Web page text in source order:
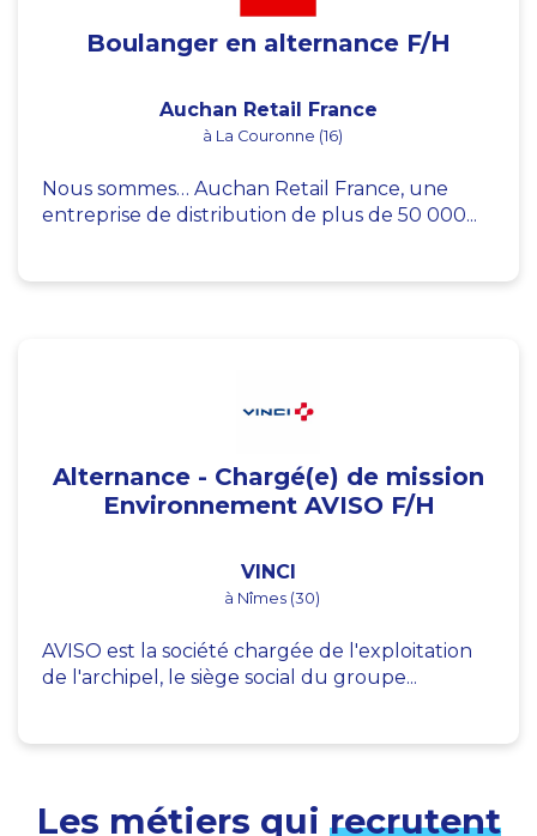
Boulanger en alternance F/H
Auchan Retail France
à La Couronne (16)
Nous sommes… Auchan Retail France, une
entreprise de distribution de plus de 50 000...
Alternance - Chargé(e) de mission
Environnement AVISO F/H
VINCI
à Nîmes (30)
AVISO est la société chargée de l'exploitation
de l'archipel, le siège social du groupe...
Les métiers qui recrutent